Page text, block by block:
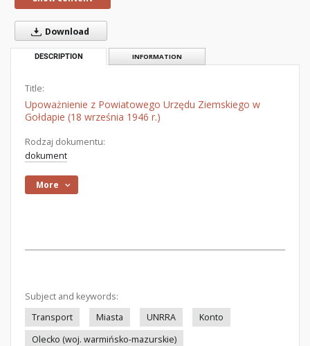
Download
DESCRIPTION INFORMATION
Title:
Upoważnienie z Powiatowego Urzędu Ziemskiego w
Gołdapie (18 września 1946 r.)
Rodzaj dokumentu:
dokument
More
Subject and keywords:
Transport
Miasta UNRRA
Konto
Olecko (woj. warmińsko-mazurskie)